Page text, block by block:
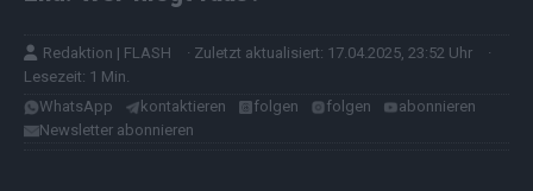
Redaktion | FLASH · Zuletzt aktualisiert: 17.04.2025, 23:52 Uhr
·
Lesezeit: 1 Min.
WhatsApp
kontaktieren folgen folgen
abonnieren
Newsletter abonnieren